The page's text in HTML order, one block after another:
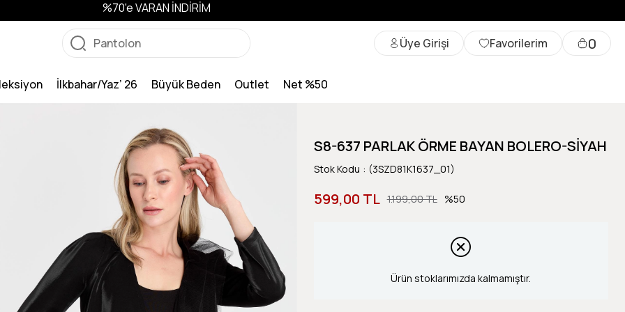
%70'e VARAN İNDİRİM
Üye Girişi Favorilerim 0
İlkbahar/Yaz’ 26 Büyük Beden Outlet Net %50
S8-637 PARLAK ÖRME BAYAN BOLERO-SİYAH
Stok Kodu (3SZD81K1637_01)
1.199,00 TL
599,00 TL 50
Ürün stoklarımızda kalmamıştır.